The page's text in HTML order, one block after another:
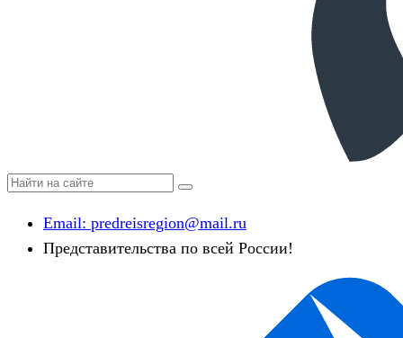
Email: predreisregion@mail.ru
Представительства по всей России!